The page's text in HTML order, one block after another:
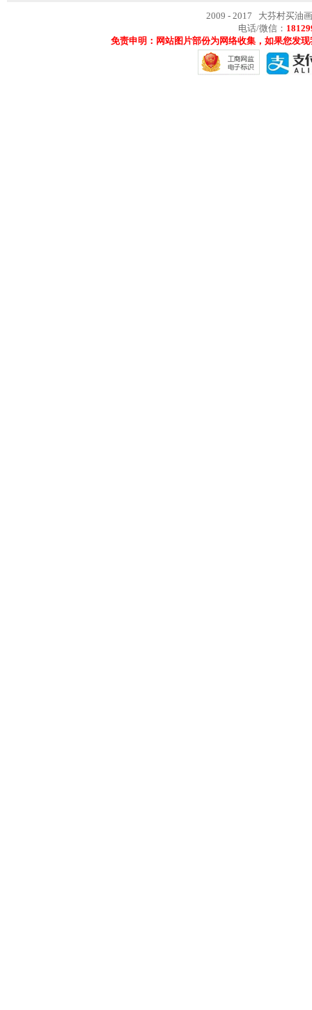
2009 - 2017 大芬村买油
电话/微信：
免责申明：网站图片部份为网络收集，如果您发